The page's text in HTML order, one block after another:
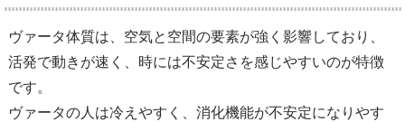
ヴァータ体質は、空気と空間の要素が強く影響しており、
活発で動きが速く、時には不安定さを感じやすいのが特徴
です。
ヴァータの人は冷えやすく、消化機能が不安定になりやす